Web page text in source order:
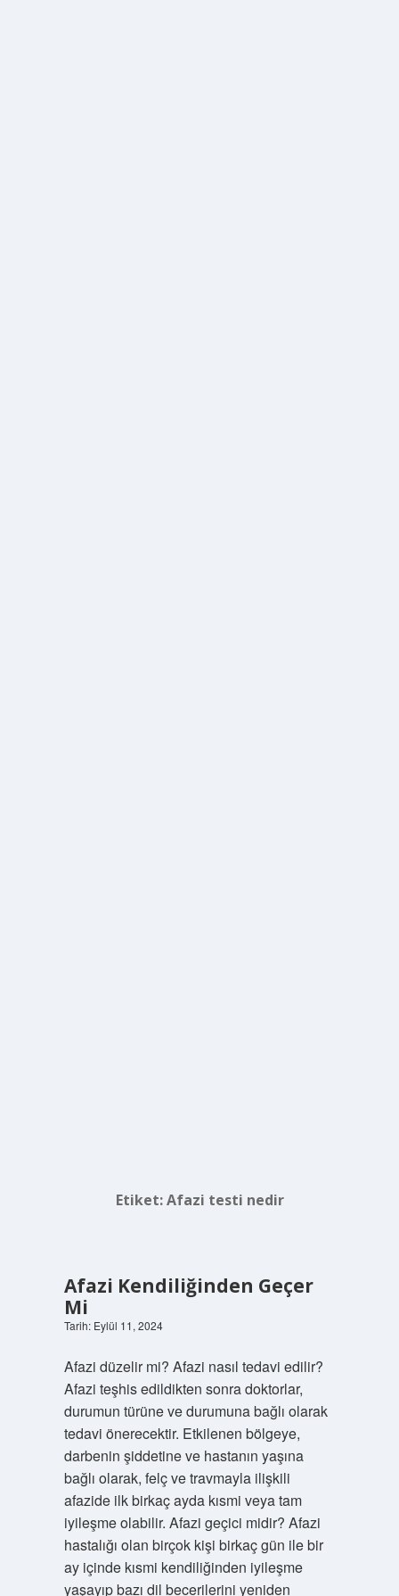
Etiket:Afazi testi nedir
Afazi Kendiliğinden Geçer
Mi
Tarih: Eylül 11, 2024
Afazi düzelir mi? Afazi nasıl tedavi edilir?
Afazi teşhis edildikten sonra doktorlar,
durumun türüne ve durumuna bağlı olarak
tedavi önerecektir. Etkilenen bölgeye,
darbenin şiddetine ve hastanın yaşına
bağlı olarak, felç ve travmayla ilişkili
afazide ilk birkaç ayda kısmi veya tam
iyileşme olabilir. Afazi geçici midir? Afazi
hastalığı olan birçok kişi birkaç gün ile bir
ay içinde kısmi kendiliğinden iyileşme
yaşayıp bazı dil becerilerini yeniden